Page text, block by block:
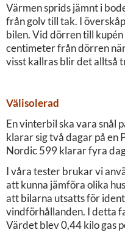
Värmen sprids jämnt i
från golv till tak. I
bilen. Vid dörren till
centimeter från dörren
visst kallras blir det alltså
Välisolerad
En vinterbil ska vara snål
klarar sig två dagar på en
Nordic 599 klarar fyra
I våra tester brukar vi
att kunna jämföra olika
att bilarna utsatts för
vindförhållanden. I detta
Värdet blev 0,44 kilo gas